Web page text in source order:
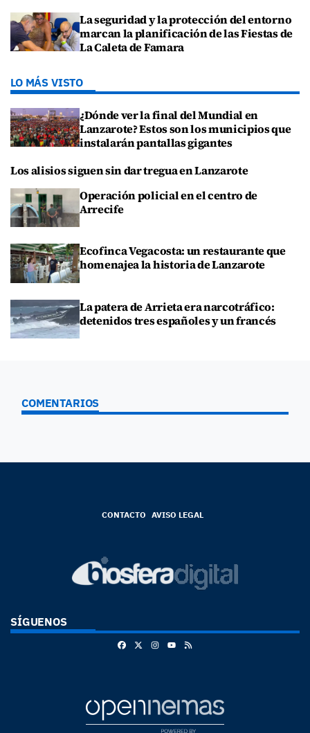
La seguridad y la protección del entorno
marcan la planificación de las Fiestas de
La Caleta de Famara
LO MÁS VISTO
¿Dónde ver la final del Mundial en
Lanzarote? Estos son los municipios que
instalarán pantallas gigantes
Los alisios siguen sin dar tregua en Lanzarote
Operación policial en el centro de
Arrecife
Ecofinca Vegacosta: un restaurante que
homenajea la historia de Lanzarote
La patera de Arrieta era narcotráfico:
detenidos tres españoles y un francés
COMENTARIOS
CONTACTO AVISO LEGAL
SÍGUENOS
FacebookInstagram